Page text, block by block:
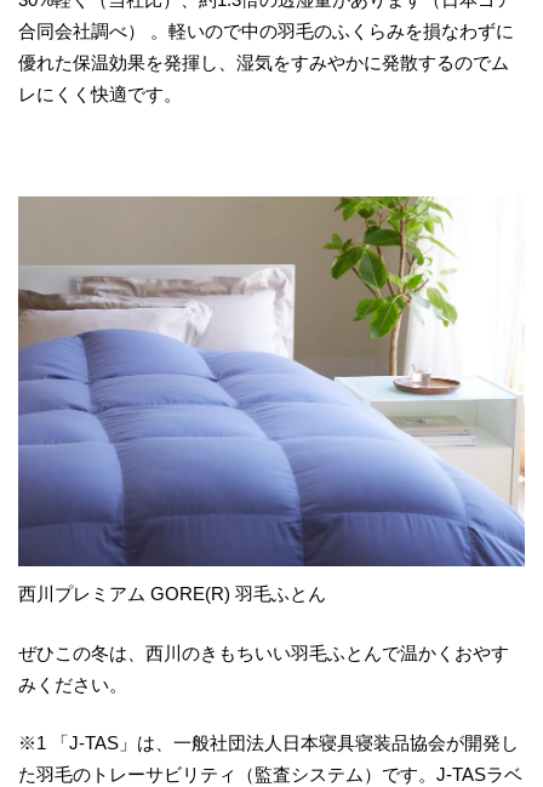
合同会社調べ） 。軽いので中の羽毛のふくらみを損なわずに
優れた保温効果を発揮し、湿気をすみやかに発散するのでム
レにくく快適です。
西川プレミアム GORE(R) 羽毛ふとん
ぜひこの冬は、西川のきもちいい羽毛ふとんで温かくおやす
みください。
※1 「J-TAS」は、一般社団法人日本寝具寝装品協会が開発し
た羽毛のトレーサビリティ（監査システム）です。J-TASラベ